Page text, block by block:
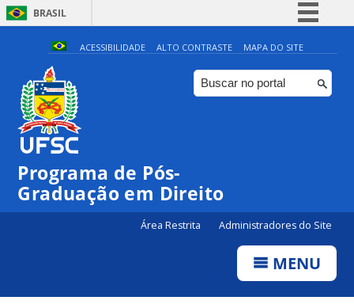
BRASIL
Simplifique!
Comunica BR
Participe
ACESSIBILIDADE ALTO CONTRASTE MAPA DO SITE
Programa de Pós-
Graduação em Direito
Área Restrita Administradores do Site
MENU